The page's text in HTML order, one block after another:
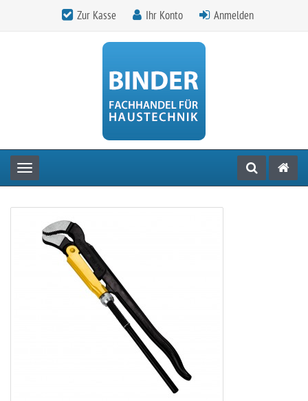
Zur Kasse Ihr Konto Anmelden
Toggle navigation